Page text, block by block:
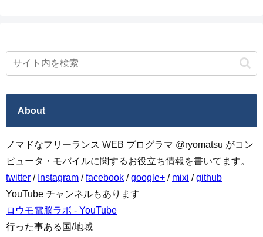
About
ノマドなフリーランス WEB プログラマ @ryomatsu がコン
ピュータ・モバイルに関するお役立ち情報を書いてます。
twitter / Instagram /facebook /google+ / mixi /github
YouTube チャンネルもあります
ロウモ電脳ラボ - YouTube
行った事ある国/地域